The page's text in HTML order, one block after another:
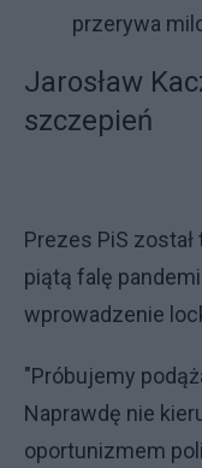
przerywa
Jarosław
szczepień
Prezes PiS
piątą falę
wprowadzenie
"Próbujemy
Naprawdę nie
oportunizmem